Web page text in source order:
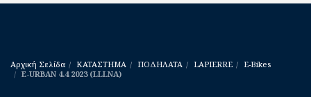
Αρχική Σελίδα ΚΑΤΑΣΤΗΜΑ ΠΟΔΗΛΑΤΑ LAPIERRE
E-Bikes
E-URBAN 4.4 2023 (LLLNA)